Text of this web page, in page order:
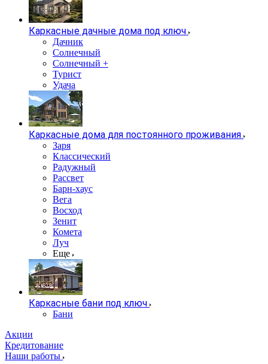
Каркасные дачные дома под ключ
Дачник
Солнечный
Солнечный +
Турист
Удача
Каркасные дома для постоянного проживания
Заря
Классический
Радужный
Рассвет
Барн-хаус
Вега
Восход
Зенит
Комета
Луч
Еще
Каркасные бани под ключ
Бани
Акции
Кредитование
Наши работы